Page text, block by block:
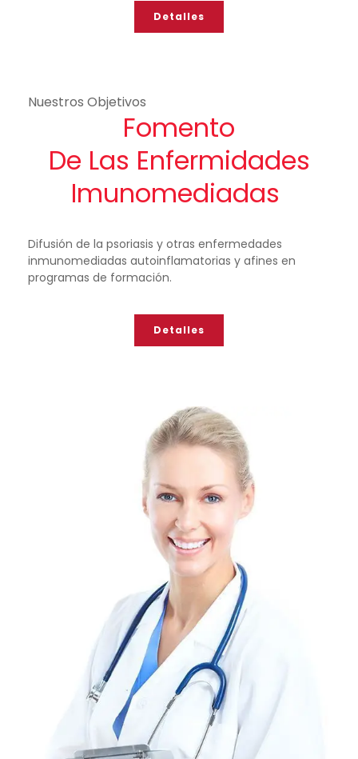
Detalles
Nuestros Objetivos
Fomento
De Las Enfermidades
Imunomediadas
Difusión de la psoriasis y otras enfermedades
inmunomediadas autoinflamatorias y afines en
programas de formación.
Detalles